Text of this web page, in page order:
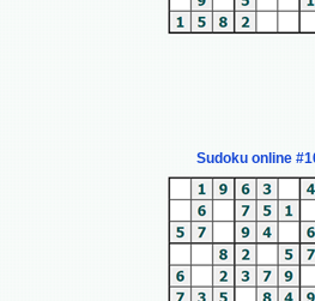
Sudoku online